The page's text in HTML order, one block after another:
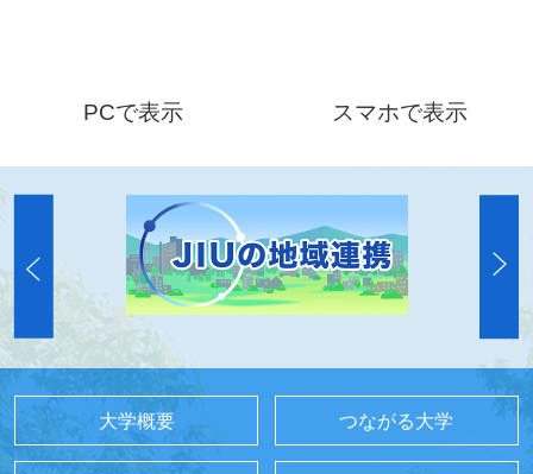
PCで表示 スマホで表示
大学概要 つながる大学